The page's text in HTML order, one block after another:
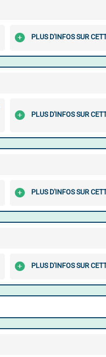
PLUS D'INFOS SUR
PLUS D'INFOS SUR
PLUS D'INFOS SUR
PLUS D'INFOS SUR